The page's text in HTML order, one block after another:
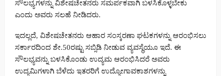
ಸೌಲಭ್ಯಗಳನ್ನು ವಿಶೇಷಚೇತನರು ಸಮರ್ಪಕವಾಗಿ ಬಳಸಿಕೊಳ್ಳಬೇಕು
ಎಂದು ಅವರು ಸಲಹೆ ನೀಡಿದರು.
ಇದಲ್ಲದೆ, ವಿಶೇಷಚೇತನರು ಆಹಾರ ಸಂಸ್ಕರಣಾ ಘಟಕಗಳನ್ನು ಆರಂಭಿಸಲು
ಸರ್ಕಾರದಿಂದ ಶೇ.50ರಷ್ಟು ಸಬ್ಸಿಡಿ ನೀಡುವ ವ್ಯವಸ್ಥೆಯೂ ಇದೆ. ಈ
ಸೌಲಭ್ಯವನ್ನು ಬಳಸಿಕೊಂಡು ಉದ್ಯಮ ಆರಂಭಿಸಿದರೆ ಅವರು
ಉದ್ಯಮಿಗಳಾಗಿ ಬೆಳೆದು ಇತರರಿಗೆ ಉದ್ಯೋಗಾವಕಾಶಗಳನ್ನು